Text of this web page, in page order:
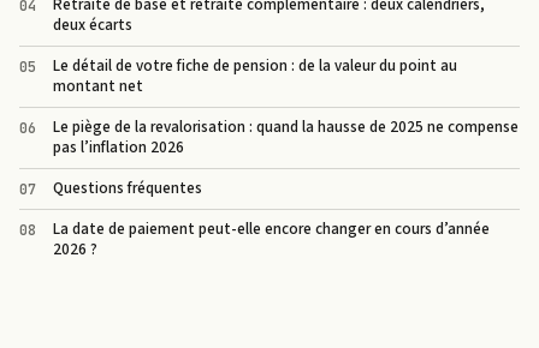
Retraite de base et retraite complémentaire : deux calendriers,
deux écarts
Le détail de votre fiche de pension : de la valeur du point au
montant net
Le piège de la revalorisation : quand la hausse de 2025 ne compense
pas l’inflation 2026
Questions fréquentes
La date de paiement peut-elle encore changer en cours d’année
2026 ?